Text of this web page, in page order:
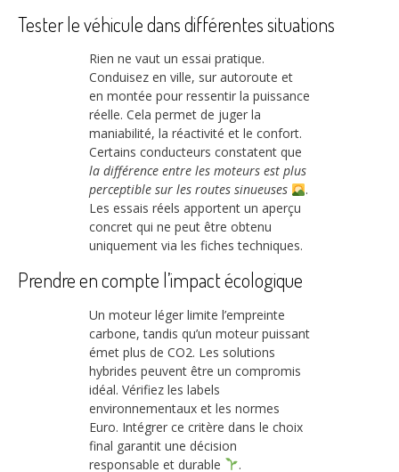
Tester le véhicule dans différentes situations
Rien ne vaut un essai pratique.
Conduisez en ville, sur autoroute et
en montée pour ressentir la puissance
réelle. Cela permet de juger la
maniabilité, la réactivité et le confort.
Certains conducteurs constatent que
la différence entre les moteurs est plus
perceptible sur les routes sinueuses
.
Les essais réels apportent un aperçu
concret qui ne peut être obtenu
uniquement via les fiches techniques.
Prendre en compte l’impact écologique
Un moteur léger limite l’empreinte
carbone, tandis qu’un moteur puissant
émet plus de CO2. Les solutions
hybrides peuvent être un compromis
idéal. Vérifiez les labels
environnementaux et les normes
Euro. Intégrer ce critère dans le choix
final garantit une décision
responsable et durable
.